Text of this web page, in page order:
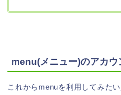
menu(メニュー)のアカウ
これからmenuを利用してみた